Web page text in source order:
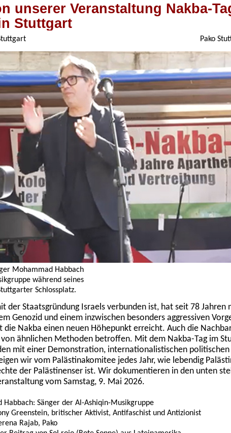
unserer Veranstaltung Nakba-
Stuttgart
Pako
Mohammad Habbach
während seines
Schlossplatz.
der Staatsgründung Israels verbunden ist, hat seit 78 Jahren
Genozid und einem inzwischen besonders aggressiven
die Nakba einen neuen Höhepunkt erreicht. Auch die
ähnlichen Methoden betroffen. Mit dem Nakba-Tag im
mit einer Demonstration, internationalistischen politischen
wir vom Palästinakomitee jedes Jahr, wie lebendig
der Palästinenser ist. Wir dokumentieren in den unten
vom Samstag, 9. Mai 2026.
Habbach: Sänger der Al-Ashiqin-Musikgruppe
Greenstein, britischer Aktivist, Antifaschist und Antizionist
Rajab, Pako